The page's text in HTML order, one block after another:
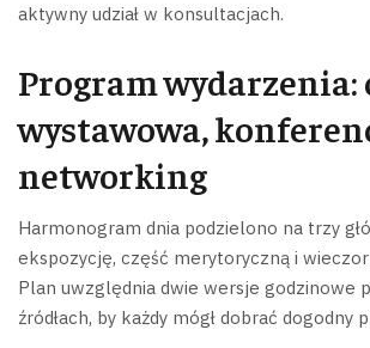
aktywny udział w konsultacjach.
Program wydarzenia:
wystawowa,
networking
Harmonogram dnia podzielono na trzy
ekspozycję, część merytoryczną i
Plan uwzględnia dwie wersje godzinowe
źródłach, by każdy mógł dobrać dogodny